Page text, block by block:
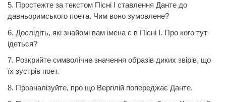
5. Простежте за текстом Пісні І ставлення Данте до
давньоримського поета. Чим воно зумовлене?
6. Дослідіть, які знайомі вам імена є в Пісні І. Про кого тут
ідеться?
7. Розкрийте символічне значення образів диких звірів, що
їх зустрів поет.
8. Проаналізуйте, про що Вергілій попереджає Данте.